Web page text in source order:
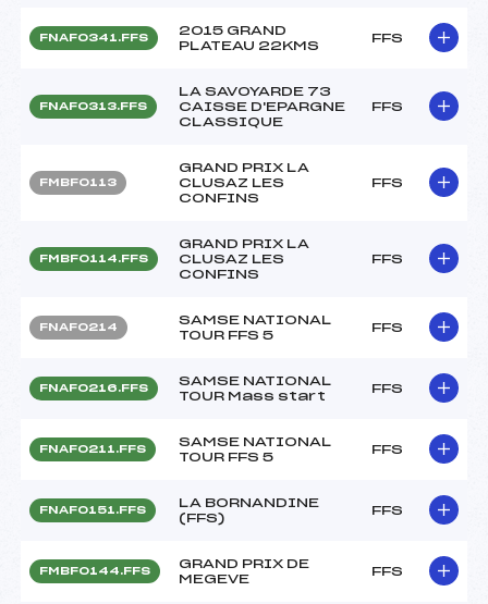
FNAF0341.FFS
2015 GRAND
PLATEAU 22KMS
FFS
FNAF0313.FFS
LA SAVOYARDE 73
CAISSE D'EPARGNE
CLASSIQUE
FFS
FMBF0113
GRAND PRIX LA
CLUSAZ LES
CONFINS
FFS
FMBF0114.FFS
GRAND PRIX LA
CLUSAZ LES
CONFINS
FFS
FNAF0214
SAMSE NATIONAL
TOUR FFS 5
FFS
FNAF0216.FFS
SAMSE NATIONAL
TOUR Mass start
FFS
FNAF0211.FFS
SAMSE NATIONAL
TOUR FFS 5
FFS
FNAF0151.FFS
LA BORNANDINE
(FFS)
FFS
FMBF0144.FFS
GRAND PRIX DE
MEGEVE
FFS